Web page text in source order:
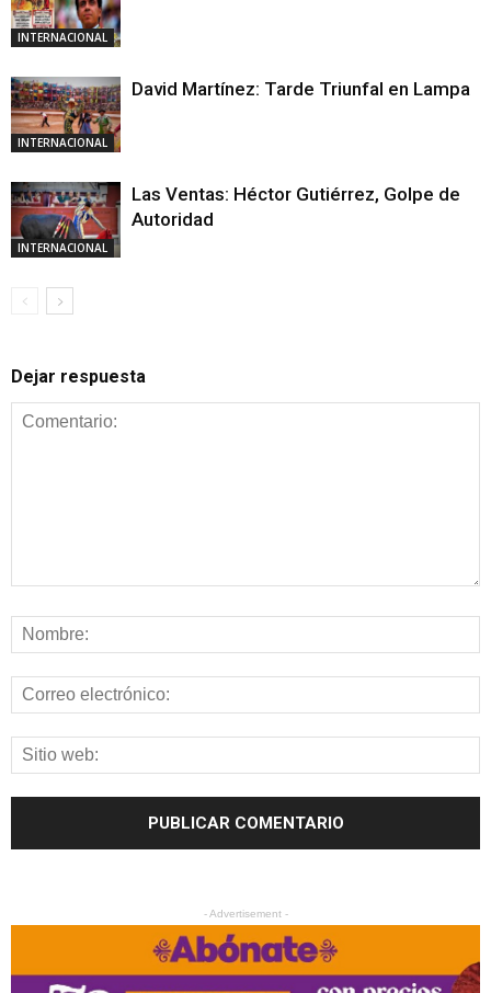
INTERNACIONAL
INTERNACIONAL
David Martínez: Tarde Triunfal en Lampa
INTERNACIONAL
Las Ventas: Héctor Gutiérrez, Golpe de
Autoridad
Dejar respuesta
- Advertisement -